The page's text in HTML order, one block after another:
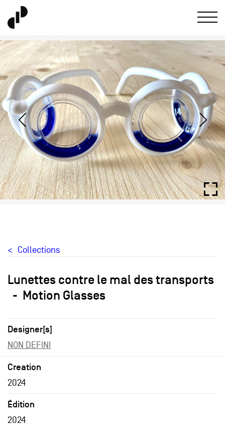
Collections
Lunettes contre le mal des transports
Motion Glasses
Designer[s]
NON DEFINI
Creation
2024
Édition
2024